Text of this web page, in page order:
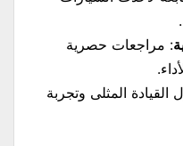
: مراجعات حصرية
المثلى وتجربة